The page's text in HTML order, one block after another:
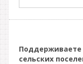
сельских